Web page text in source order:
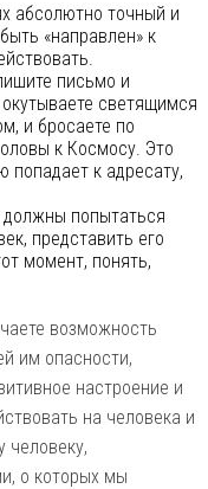
абсолютно точный и
«направлен» к
письмо и
светящимся
и бросаете по
к Космосу. Это
к адресату,
попытаться
представить его
момент, понять,
возможность
им опасности,
настроение и
на человека и
человеку,
о которых мы